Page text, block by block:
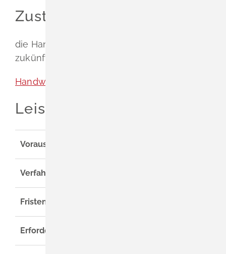
Zuständige Stelle
die Handwerkskammer, in deren Bezirk Ihre
zukünftige Betriebsstätte liegt
Handwerkskammer Freiburg
Leistungsdetails
Voraussetzungen
Verfahrensablauf
Fristen
Erforderliche Unterlagen